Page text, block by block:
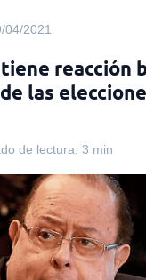
04/2021
reacción
las
de lectura: 3 min